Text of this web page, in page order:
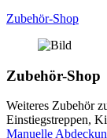
Zubehör-Shop
Zubehör-Shop
Weiteres Zubehör
Einstiegstreppen,
Manuelle